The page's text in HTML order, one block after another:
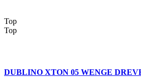
Top
Top
DUBLINO XTON 05 WENGE